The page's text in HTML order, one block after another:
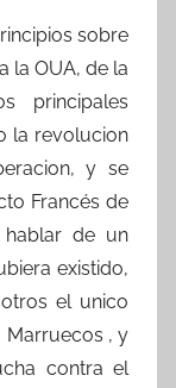
sobre
la OUA, de la
principales
la revolucion
y se
Francés de
hablar de un
existido,
el unico
Marruecos , y
contra el